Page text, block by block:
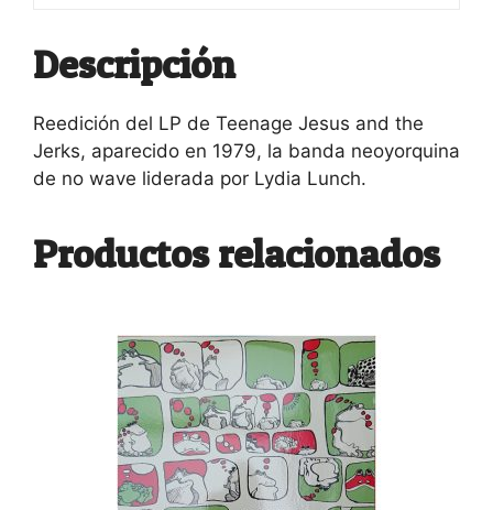
Descripción
Reedición del LP de Teenage Jesus and the
Jerks, aparecido en 1979, la banda neoyorquina
de no wave liderada por Lydia Lunch.
Productos relacionados